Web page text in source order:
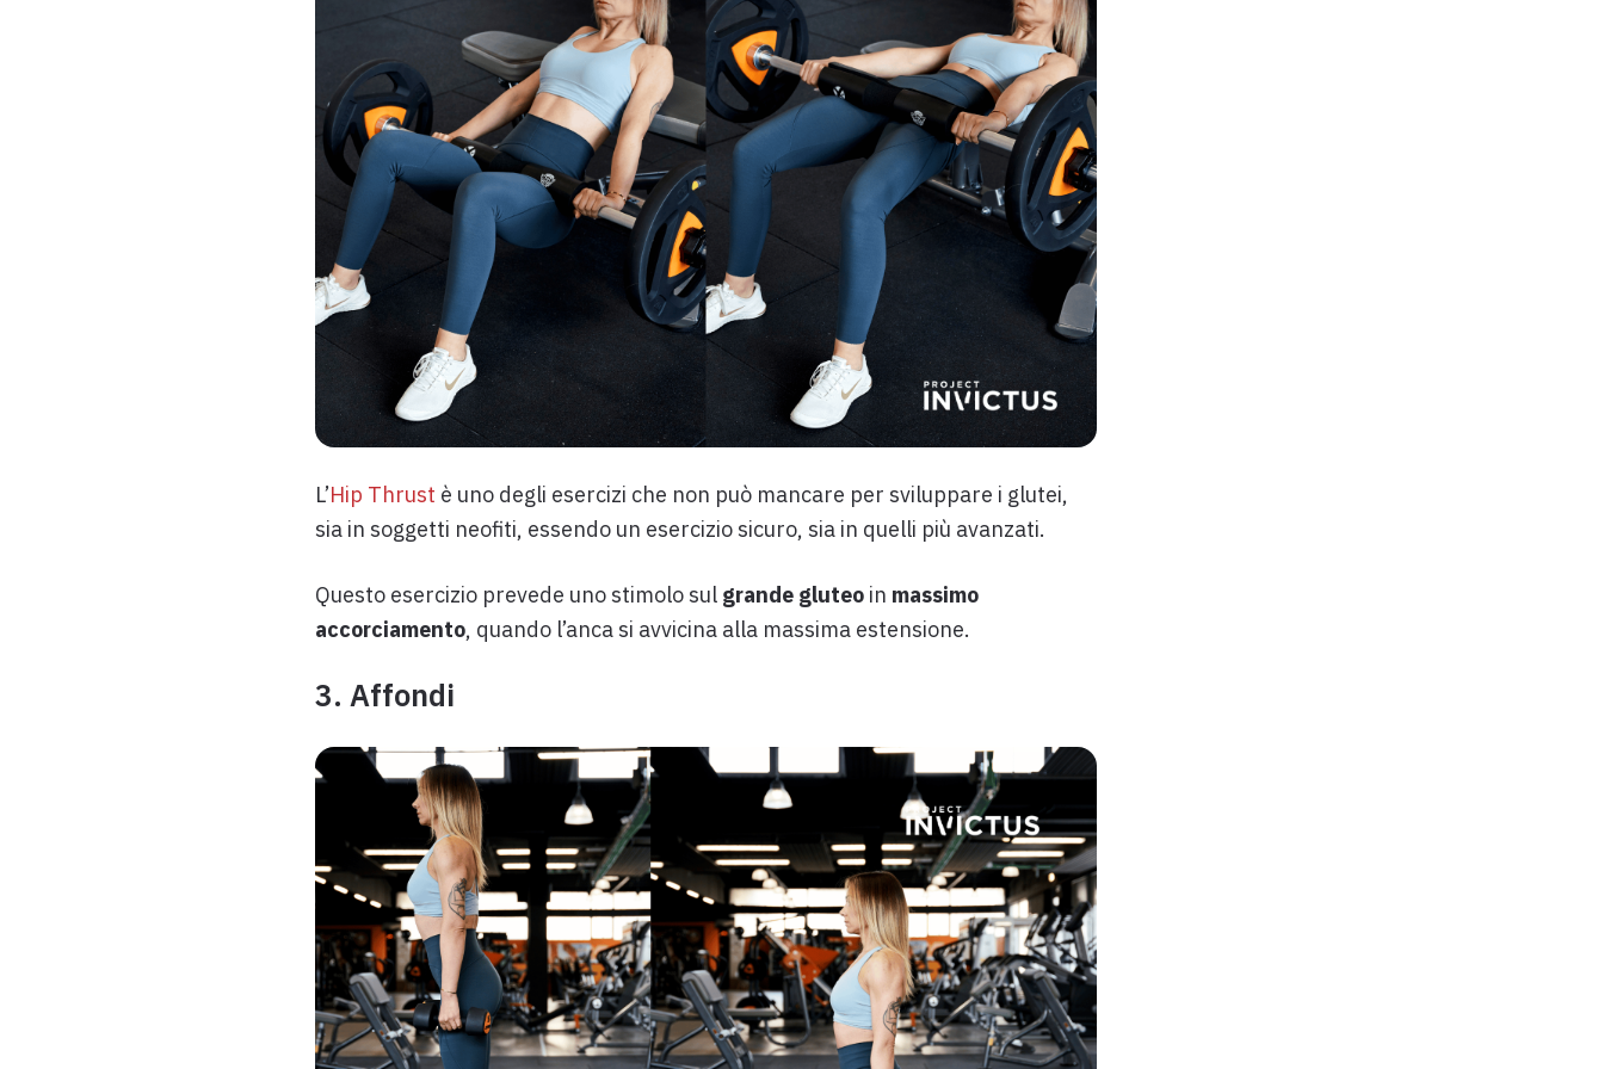
L’Hip Thrust è uno degli esercizi che non può mancare per sviluppare i glutei,
sia in soggetti neofiti, essendo un esercizio sicuro, sia in quelli più avanzati.
Questo esercizio prevede uno stimolo sul grande gluteoin massimo
accorciamento, quando l’anca si avvicina alla massima estensione.
3. Affondi